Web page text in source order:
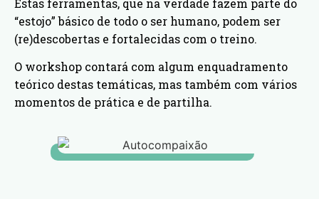
Estas ferramentas, que na verdade fazem parte do
“estojo” básico de todo o ser humano, podem ser
(re)descobertas e fortalecidas com o treino.
O workshop contará com algum enquadramento
teórico destas temáticas, mas também com vários
momentos de prática e de partilha.